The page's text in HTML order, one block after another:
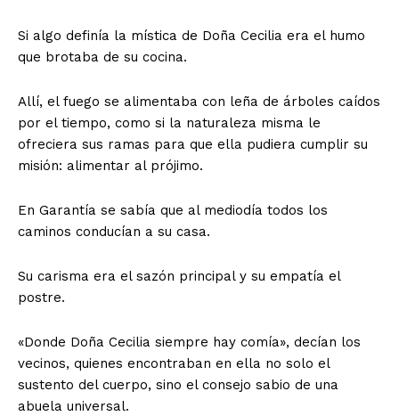
Si algo definía la mística de Doña Cecilia era el humo
que brotaba de su cocina.
Allí, el fuego se alimentaba con leña de árboles caídos
por el tiempo, como si la naturaleza misma le
ofreciera sus ramas para que ella pudiera cumplir su
misión: alimentar al prójimo.
En Garantía se sabía que al mediodía todos los
caminos conducían a su casa.
Su carisma era el sazón principal y su empatía el
postre.
«Donde Doña Cecilia siempre hay comía», decían los
vecinos, quienes encontraban en ella no solo el
sustento del cuerpo, sino el consejo sabio de una
abuela universal.